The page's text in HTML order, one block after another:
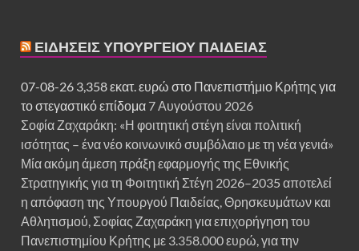
ΕΙΔΉΣΕΙΣ ΥΠΟΥΡΓΕΊΟΥ ΠΑΙΔΕΊΑΣ
07-08-26 3,358 εκατ. ευρώ στο Πανεπιστήμιο Κρήτης για
το στεγαστικό επίδομα 7 Αυγούστου 2026
Σοφία Ζαχαράκη: «Η φοιτητική στέγη είναι πολιτική
ισότητας – ένα νέο κοινωνικό συμβόλαιο με τη νέα γενιά»
Μία ακόμη άμεση πράξη εφαρμογής της Εθνικής
Στρατηγικής για τη Φοιτητική Στέγη 2026–2035 αποτελεί
η απόφαση της Υπουργού Παιδείας, Θρησκευμάτων και
Αθλητισμού, Σοφίας Ζαχαράκη για επιχορήγηση του
Πανεπιστημίου Κρήτης με 3.358.000 ευρώ, για την